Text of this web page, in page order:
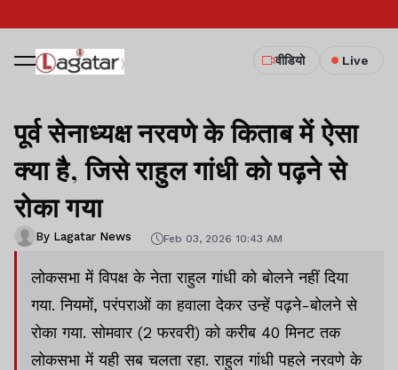
वीडियो Live
पूर्व सेनाध्यक्ष नरवणे के किताब में ऐसा
क्या है, जिसे राहुल गांधी को पढ़ने से
रोका गया
By Lagatar News Feb 03, 2026 10:43 AM
लोकसभा में विपक्ष के नेता राहुल गांधी को बोलने नहीं दिया
गया. नियमों, परंपराओं का हवाला देकर उन्हें पढ़ने-बोलने से
रोका गया. सोमवार (2 फरवरी) को करीब 40 मिनट तक
लोकसभा में यही सब चलता रहा. राहुल गांधी पहले नरवणे के